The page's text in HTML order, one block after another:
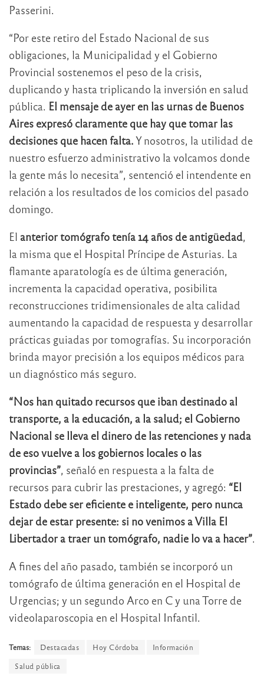
Passerini.
“Por este retiro del Estado Nacional de sus
obligaciones, la Municipalidad y el Gobierno
Provincial sostenemos el peso de la crisis,
duplicando y hasta triplicando la inversión en salud
pública. El mensaje de ayer en las urnas de Buenos
Aires expresó claramente que hay que tomar las
decisiones que hacen falta.Y nosotros, la utilidad de
nuestro esfuerzo administrativo la volcamos donde
la gente más lo necesita”, sentenció el intendente en
relación a los resultados de los comicios del pasado
domingo.
El anterior tomógrafo tenía 14 años de antigüedad,
la misma que el Hospital Príncipe de Asturias. La
flamante aparatología es de última generación,
incrementa la capacidad operativa, posibilita
reconstrucciones tridimensionales de alta calidad
aumentando la capacidad de respuesta y desarrollar
prácticas guiadas por tomografías. Su incorporación
brinda mayor precisión a los equipos médicos para
un diagnóstico más seguro.
“Nos han quitado recursos que iban destinado al
transporte, a la educación, a la salud; el Gobierno
Nacional se lleva el dinero de las retenciones y nada
de eso vuelve a los gobiernos locales o las
provincias”, señaló en respuesta a la falta de
recursos para cubrir las prestaciones, y agregó: “El
Estado debe ser eficiente e inteligente, pero nunca
dejar de estar presente: si no venimos a Villa El
Libertador a traer un tomógrafo, nadie lo va a hacer”.
A fines del año pasado, también se incorporó un
tomógrafo de última generación en el Hospital de
Urgencias; y un segundo Arco en C y una Torre de
videolaparoscopia en el Hospital Infantil.
Temas: Destacadas Hoy Córdoba
Información
Salud pública